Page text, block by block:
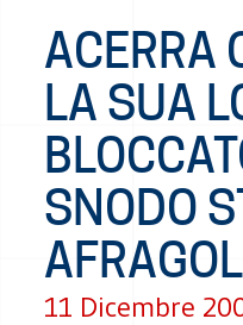
ACERRA
LA SUA
SNODO
11 Dicembre